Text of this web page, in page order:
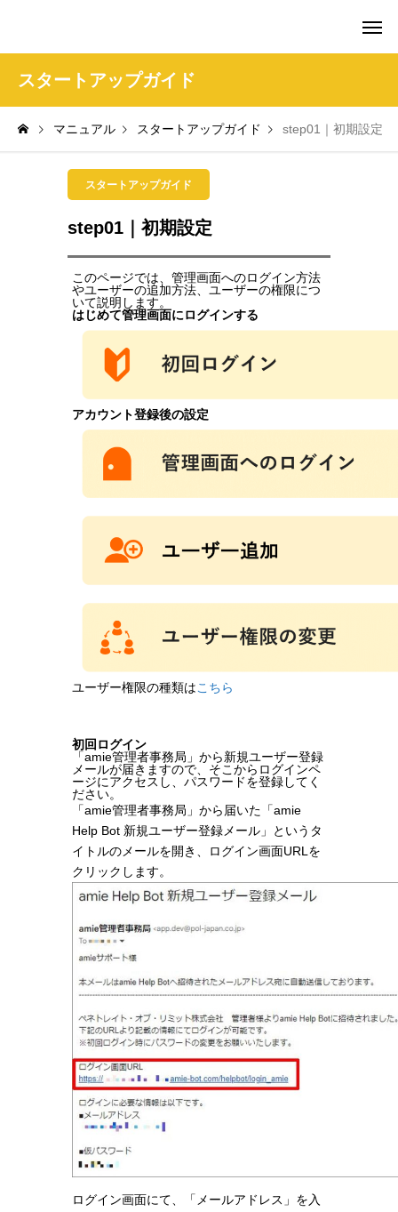
スタートアップガイド
マニュアル スタートアップガイド step01｜初期設定
スタートアップガイド
step01｜初期設定
このページでは、管理画面へのログイン方法
やユーザーの追加方法、ユーザーの権限につ
いて説明します。
はじめて管理画面にログインする
アカウント登録後の設定
ユーザー権限の種類はこちら
初回ログイン
「amie管理者事務局」から新規ユーザー登録
メールが届きますので、そこからログインペ
ージにアクセスし、パスワードを登録してく
ださい。
「amie管理者事務局」から届いた「amie
Help Bot 新規ユーザー登録メール」というタ
イトルのメールを開き、ログイン画面URLを
クリックします。
ログイン画面にて、「メールアドレス」を入